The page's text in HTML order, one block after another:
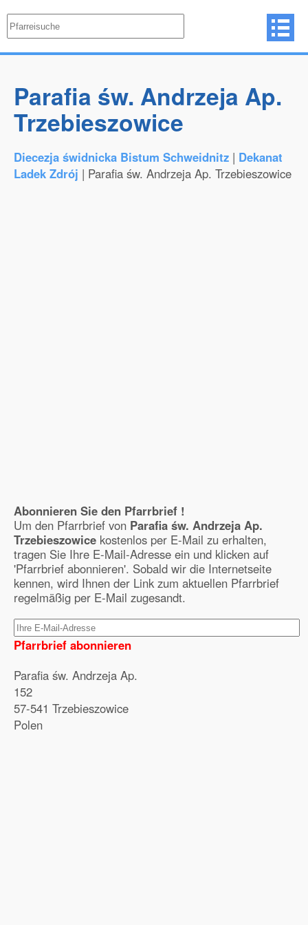
Parafia św. Andrzeja Ap.
Trzebieszowice
Diecezja świdnicka Bistum Schweidnitz | Dekanat
Ladek Zdrój | Parafia św. Andrzeja Ap. Trzebieszowice
Abonnieren Sie den Pfarrbrief !
Um den Pfarrbrief von Parafia św. Andrzeja Ap.
Trzebieszowice kostenlos per E-Mail zu erhalten,
tragen Sie Ihre E-Mail-Adresse ein und klicken auf
'Pfarrbrief abonnieren'. Sobald wir die Internetseite
kennen, wird Ihnen der Link zum aktuellen Pfarrbrief
regelmäßig per E-Mail zugesandt.
Pfarrbrief abonnieren
Parafia św. Andrzeja Ap.
152
57-541 Trzebieszowice
Polen